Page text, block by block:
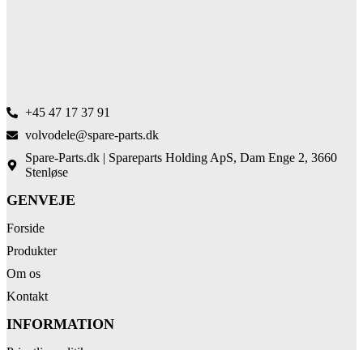
+45 47 17 37 91
volvodele@spare-parts.dk
Spare-Parts.dk | Spareparts Holding ApS, Dam Enge 2, 3660
Stenløse
GENVEJE
Forside
Produkter
Om os
Kontakt
INFORMATION